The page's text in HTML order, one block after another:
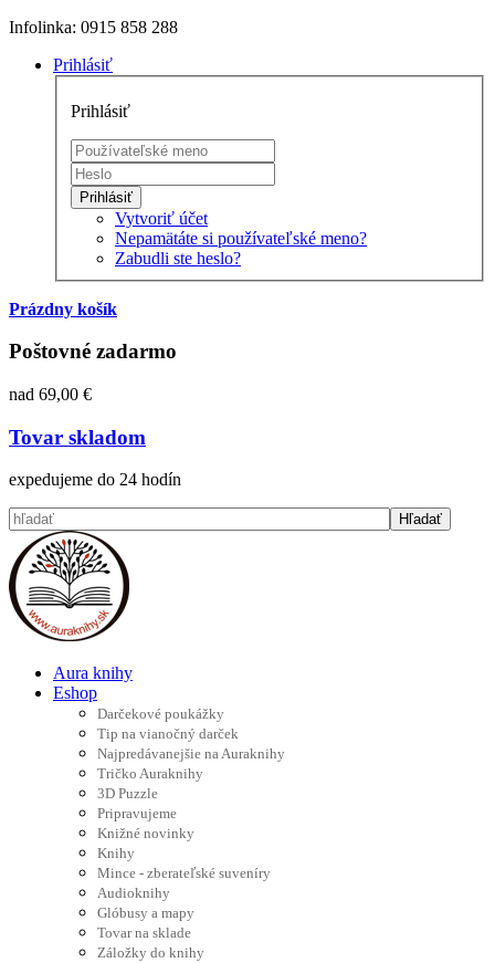
Infolinka: 0915 858 288
Prihlásiť
Prihlásiť
Prihlásiť
Vytvoriť účet
Nepamätáte si používateľské meno?
Zabudli ste heslo?
Prázdny košík
Poštovné zadarmo
nad 69,00 €
Tovar skladom
expedujeme do 24 hodín
Aura knihy
Eshop
Darčekové poukážky
Tip na vianočný darček
Najpredávanejšie na Auraknihy
Tričko Auraknihy
3D Puzzle
Pripravujeme
Knižné novinky
Knihy
Mince - zberateľské suveníry
Audioknihy
Glóbusy a mapy
Tovar na sklade
Záložky do knihy